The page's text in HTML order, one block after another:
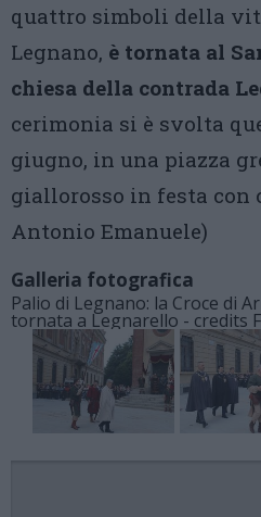
quattro simboli della
Legnano, è tornata al
chiesa della contrada
cerimonia si è svolta
giugno, in una piazza
giallorosso in festa con
Antonio Emanuele)
Galleria fotografica
Palio di Legnano: la Croce di
tornata a Legnarello - credits